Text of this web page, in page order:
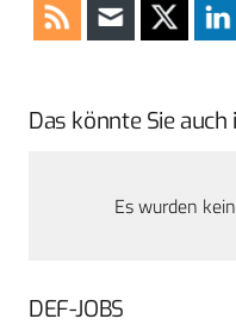
Das könnte Sie
Es wurden
DEF-JOBS